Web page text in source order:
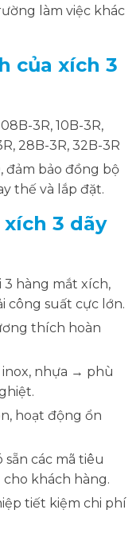
làm việc khác
của xích 3
3R, 10B-3R,
28B-3R, 32B-3R
đảm bảo đồng bộ
thế và lắp đặt.
3 dãy
3 hàng mắt xích,
công suất cực lớn.
thích hoàn
inox, nhựa → phù
hoạt động ổn
các mã tiêu
khách hàng.
tiết kiệm chi phí